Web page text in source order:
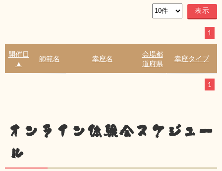
1
開催日
▲
師範名 幸座名
会場都
道府県
幸座タイプ
1
オンライン体験会スケジュー
ル